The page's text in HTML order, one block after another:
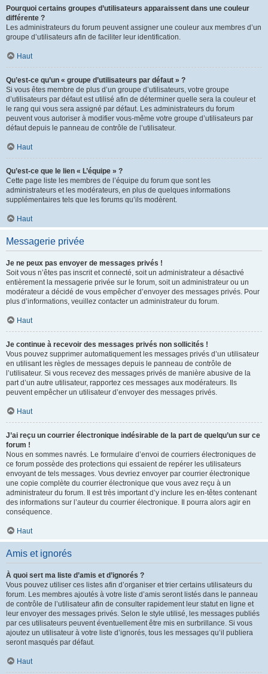
Pourquoi certains groupes d’utilisateurs apparaissent dans une couleur
différente ?
Les administrateurs du forum peuvent assigner une couleur aux membres d’un
groupe d’utilisateurs afin de faciliter leur identification.
Haut
Qu’est-ce qu’un « groupe d’utilisateurs par défaut » ?
Si vous êtes membre de plus d’un groupe d’utilisateurs, votre groupe
d’utilisateurs par défaut est utilisé afin de déterminer quelle sera la couleur et
le rang qui vous sera assigné par défaut. Les administrateurs du forum
peuvent vous autoriser à modifier vous-même votre groupe d’utilisateurs par
défaut depuis le panneau de contrôle de l’utilisateur.
Haut
Qu’est-ce que le lien « L’équipe » ?
Cette page liste les membres de l’équipe du forum que sont les
administrateurs et les modérateurs, en plus de quelques informations
supplémentaires tels que les forums qu’ils modèrent.
Haut
Messagerie privée
Je ne peux pas envoyer de messages privés !
Soit vous n’êtes pas inscrit et connecté, soit un administrateur a désactivé
entièrement la messagerie privée sur le forum, soit un administrateur ou un
modérateur a décidé de vous empêcher d’envoyer des messages privés. Pour
plus d’informations, veuillez contacter un administrateur du forum.
Haut
Je continue à recevoir des messages privés non sollicités !
Vous pouvez supprimer automatiquement les messages privés d’un utilisateur
en utilisant les règles de messages depuis le panneau de contrôle de
l’utilisateur. Si vous recevez des messages privés de manière abusive de la
part d’un autre utilisateur, rapportez ces messages aux modérateurs. Ils
peuvent empêcher un utilisateur d’envoyer des messages privés.
Haut
J’ai reçu un courrier électronique indésirable de la part de quelqu’un sur ce
forum !
Nous en sommes navrés. Le formulaire d’envoi de courriers électroniques de
ce forum possède des protections qui essaient de repérer les utilisateurs
envoyant de tels messages. Vous devriez envoyer par courrier électronique
une copie complète du courrier électronique que vous avez reçu à un
administrateur du forum. Il est très important d’y inclure les en-têtes contenant
des informations sur l’auteur du courrier électronique. Il pourra alors agir en
conséquence.
Haut
Amis et ignorés
À quoi sert ma liste d’amis et d’ignorés ?
Vous pouvez utiliser ces listes afin d’organiser et trier certains utilisateurs du
forum. Les membres ajoutés à votre liste d’amis seront listés dans le panneau
de contrôle de l’utilisateur afin de consulter rapidement leur statut en ligne et
leur envoyer des messages privés. Selon le style utilisé, les messages publiés
par ces utilisateurs peuvent éventuellement être mis en surbrillance. Si vous
ajoutez un utilisateur à votre liste d’ignorés, tous les messages qu’il publiera
seront masqués par défaut.
Haut